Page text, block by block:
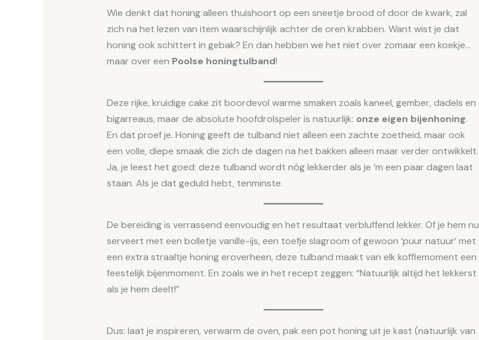
Wie denkt dat honing alleen thuishoort op een sneetje brood of door de kwark, zal
zich na het lezen van item waarschijnlijk achter de oren krabben. Want wist je dat
honing ook schittert in gebak? En dan hebben we het niet over zomaar een koekje…
maar over een Poolse honingtulband!
Deze rijke, kruidige cake zit boordevol warme smaken zoals kaneel, gember, dadels en
bigarreaus, maar de absolute hoofdrolspeler is natuurlijk: onze eigen bijenhoning.
En dat proef je. Honing geeft de tulband niet alleen een zachte zoetheid, maar ook
een volle, diepe smaak die zich de dagen na het bakken alleen maar verder ontwikkelt.
Ja, je leest het goed: deze tulband wordt nóg lekkerder als je ’m een paar dagen laat
staan. Als je dat geduld hebt, tenminste.
De bereiding is verrassend eenvoudig en het resultaat verbluffend lekker. Of je hem nu
serveert met een bolletje vanille-ijs, een toefje slagroom of gewoon ‘puur natuur’ met
een extra straaltje honing eroverheen, deze tulband maakt van elk koffiemoment een
feestelijk bijenmoment. En zoals we in het recept zeggen: “Natuurlijk altijd het lekkerst
als je hem deelt!”
Dus: laat je inspireren, verwarm de oven, pak een pot honing uit je kast (natuurlijk van